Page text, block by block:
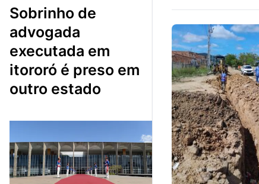
sobrinho de
advogada
executada em
itororó é preso em
outro estado